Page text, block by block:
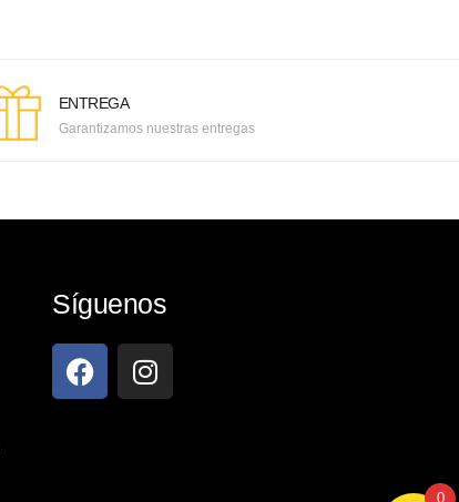
ENTREGA
Garantizamos nuestras entregas
Síguenos
0